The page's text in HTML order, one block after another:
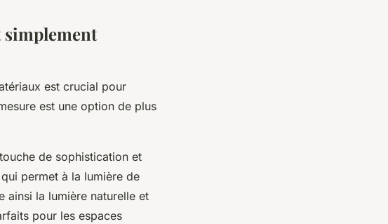
simplement
est crucial pour
est une option de plus
de sophistication et
permet à la lumière de
ainsi la lumière naturelle et
pour les espaces